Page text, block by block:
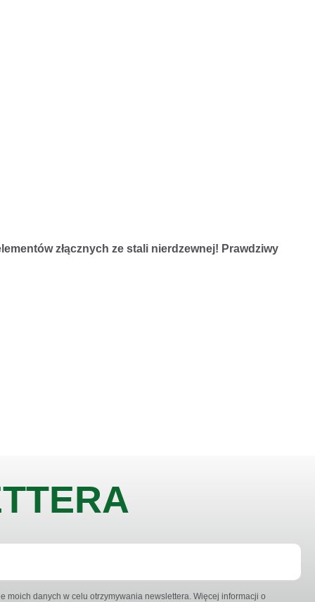
złącznych ze stali nierdzewnej! Prawdziwy
moich danych w celu otrzymywania newslettera. Więcej informacji o